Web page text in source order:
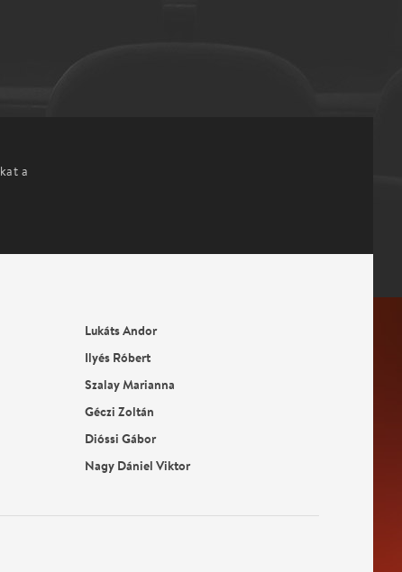
a
Lukáts Andor
Ilyés Róbert
Szalay Marianna
Géczi Zoltán
Dióssi Gábor
Nagy Dániel Viktor